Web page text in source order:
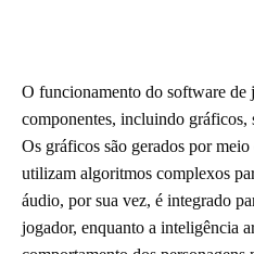
O funcionamento do software de
componentes, incluindo
Os gráficos são gerados por
utilizam algoritmos complexos
áudio, por sua vez, é integrado
jogador, enquanto a inteligência